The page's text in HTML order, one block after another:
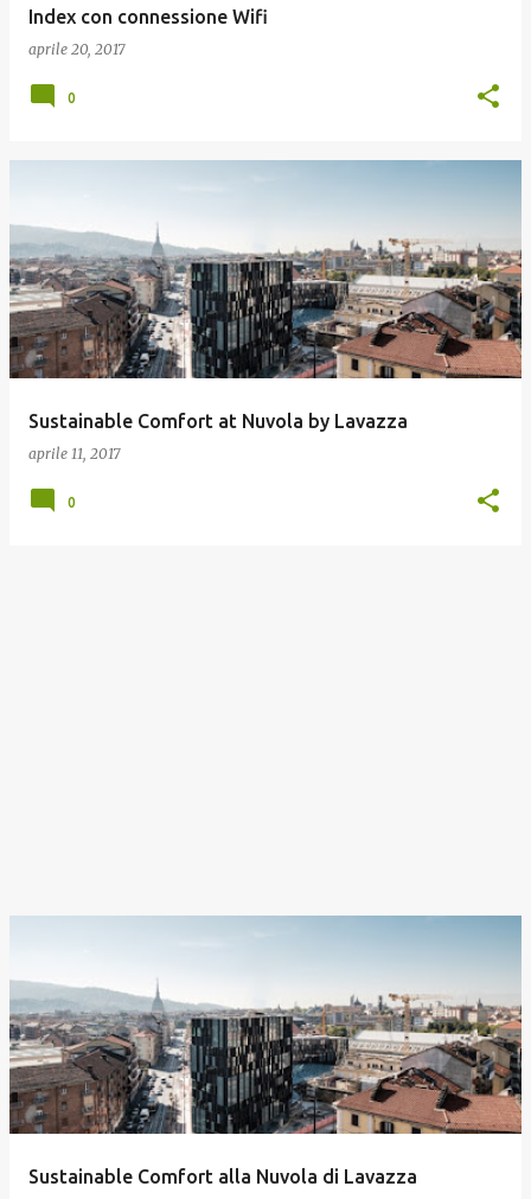
Index con connessione Wifi
aprile 20, 2017
0
Sustainable Comfort at Nuvola by Lavazza
aprile 11, 2017
0
Sustainable Comfort alla Nuvola di Lavazza